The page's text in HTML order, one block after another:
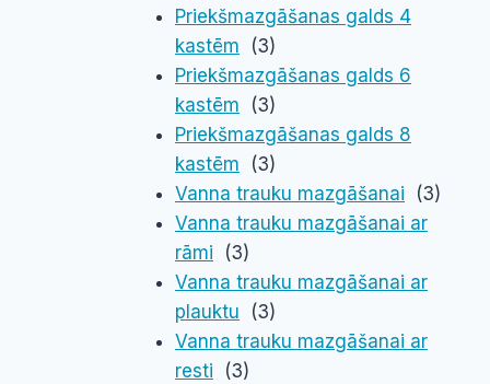
Priekšmazgāšanas galds 4
kastēm
(3)
Priekšmazgāšanas galds 6
kastēm
(3)
Priekšmazgāšanas galds 8
kastēm
(3)
Vanna trauku mazgāšanai
(3)
Vanna trauku mazgāšanai ar
rāmi
(3)
Vanna trauku mazgāšanai ar
plauktu
(3)
Vanna trauku mazgāšanai ar
resti
(3)